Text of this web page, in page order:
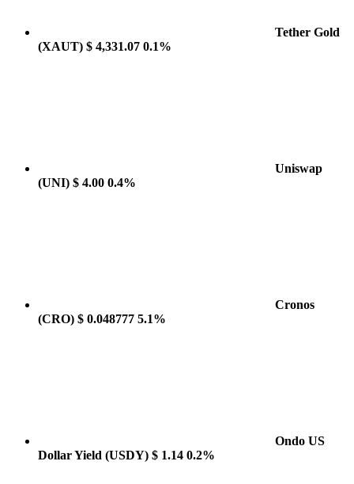
Tether Gold
(XAUT) $ 4,331.07 0.1%
Uniswap
(UNI) $ 4.00 0.4%
Cronos
(CRO) $ 0.048777 5.1%
Ondo US
Dollar Yield (USDY) $ 1.14 0.2%